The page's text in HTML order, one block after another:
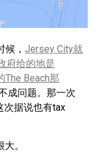
候，Jersey City就
府给的地是
The Beach那
成问题。那一次
次据说也有tax
。